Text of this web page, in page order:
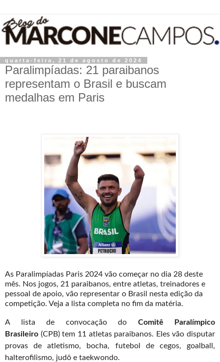
quarta-feira, 21 de agosto de 2024
Paralimpíadas: 21 paraibanos
representam o Brasil e buscam
medalhas em Paris
As Paralimpíadas Paris 2024 vão começar no dia 28 deste
mês. Nos jogos, 21 paraibanos, entre atletas, treinadores e
pessoal de apoio, vão representar o Brasil nesta edição da
competição. Veja a lista completa no fim da matéria.
A lista de convocação do Comitê Paralímpico
Brasileiro (CPB) tem 11 atletas paraibanos. Eles vão disputar
provas de atletismo, bocha, futebol de cegos, goalball,
halterofilismo, judô e taekwondo.